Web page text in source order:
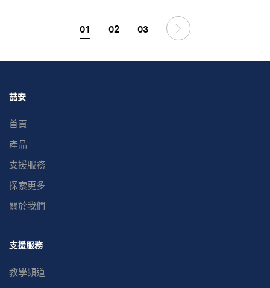
01 02 03
喆安
首頁
產品
支援服務
探索更多
關於我們
支援服務
教學頻道